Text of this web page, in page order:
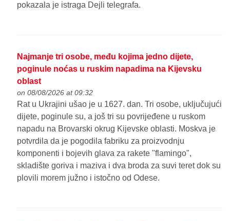
pokazala je istraga Dejli telegrafa.
Najmanje tri osobe, među kojima jedno dijete,
poginule noćas u ruskim napadima na Kijevsku
oblast
on 08/08/2026 at 09:32
Rat u Ukrajini ušao je u 1627. dan. Tri osobe, uključujući
dijete, poginule su, a još tri su povrijeđene u ruskom
napadu na Brovarski okrug Kijevske oblasti. Moskva je
potvrdila da je pogodila fabriku za proizvodnju
komponenti i bojevih glava za rakete "flamingo",
skladište goriva i maziva i dva broda za suvi teret dok su
plovili morem južno i istočno od Odese.